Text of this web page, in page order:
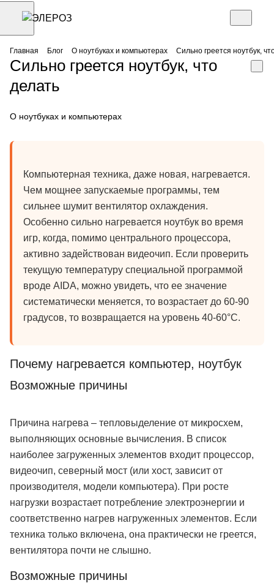
Главная Блог О ноутбуках и компьютерах Сильно греется ноутбук,
Сильно греется ноутбук, что
делать
О ноутбуках и компьютерах
Компьютерная техника, даже новая, нагревается.
Чем мощнее запускаемые программы, тем
сильнее шумит вентилятор охлаждения.
Особенно сильно нагревается ноутбук во время
игр, когда, помимо центрального процессора,
активно задействован видеочип. Если проверить
текущую температуру специальной программой
вроде AIDA, можно увидеть, что ее значение
систематически меняется, то возрастает до 60-90
градусов, то возвращается на уровень 40-60°C.
Почему нагревается компьютер, ноутбук
Возможные причины
Причина нагрева – тепловыделение от микросхем,
выполняющих основные вычисления. В список
наиболее загруженных элементов входит процессор,
видеочип, северный мост (или хост, зависит от
производителя, модели компьютера). При росте
нагрузки возрастает потребление электроэнергии и
соответственно нагрев нагруженных элементов. Если
техника только включена, она практически не греется,
вентилятора почти не слышно.
Возможные причины